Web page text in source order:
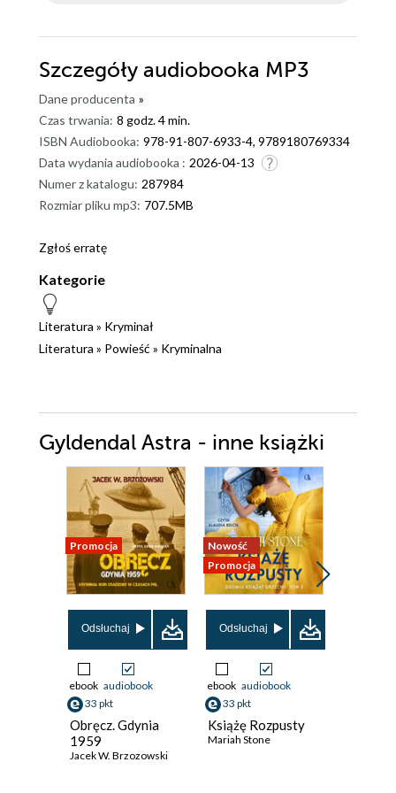
Szczegóły audiobooka MP3
Dane producenta »
Czas trwania: 8 godz. 4 min.
ISBN Audiobooka: 978-91-807-6933-4, 9789180769334
Data wydania audiobooka : 2026-04-13
Numer z katalogu: 287984
Rozmiar pliku mp3: 707.5MB
Zgłoś erratę
Kategorie
Literatura » Kryminał
Literatura » Powieść » Kryminalna
Gyldendal Astra - inne książki
Promocja
Odsłuchaj
ebook audiobook
33 pkt
Obręcz. Gdynia
1959
Jacek W. Brzozowski
Nowość
Promocja
Odsłuchaj
ebook audiobook
33 pkt
Książę Rozpusty
Mariah Stone